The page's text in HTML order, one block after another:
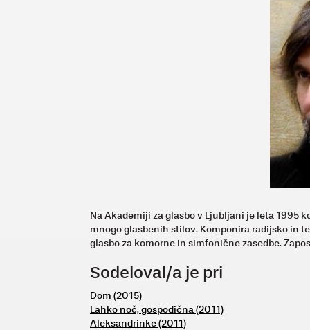
Na Akademiji za glasbo v Ljubljani je leta 1995
mnogo glasbenih stilov. Komponira radijsko in
glasbo za komorne in simfonične zasedbe.
Sodeloval/a je pri
Dom (2015)
Lahko noč, gospodična (2011)
Aleksandrinke (2011)